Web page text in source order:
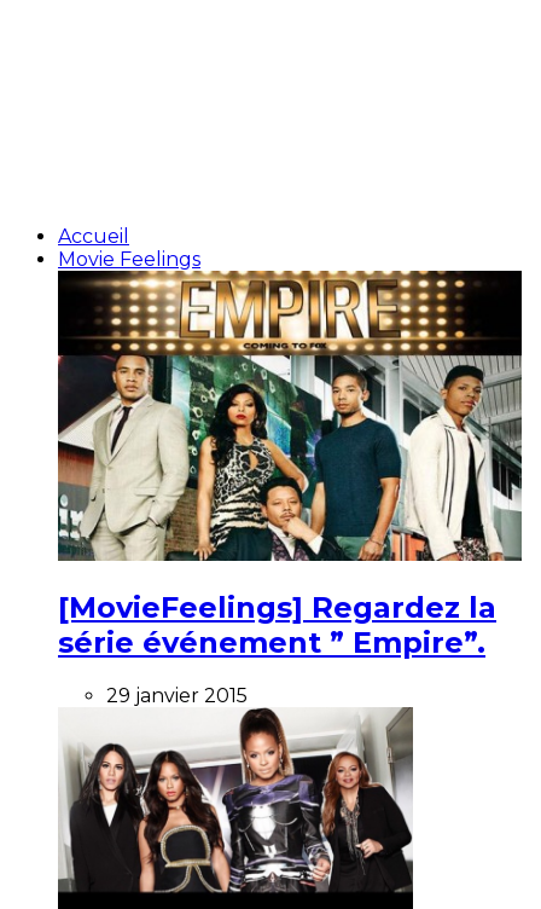
Accueil
Movie Feelings
[MovieFeelings] Regardez la
série événement ” Empire”.
29 janvier 2015